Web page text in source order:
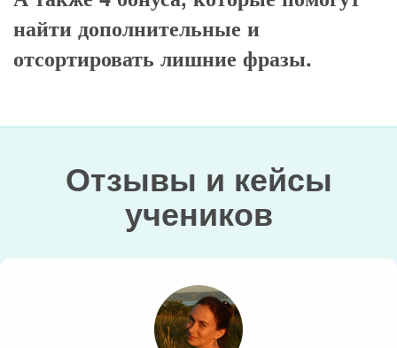
найти дополнительные и
отсортировать лишние фразы.
Отзывы и кейсы
учеников